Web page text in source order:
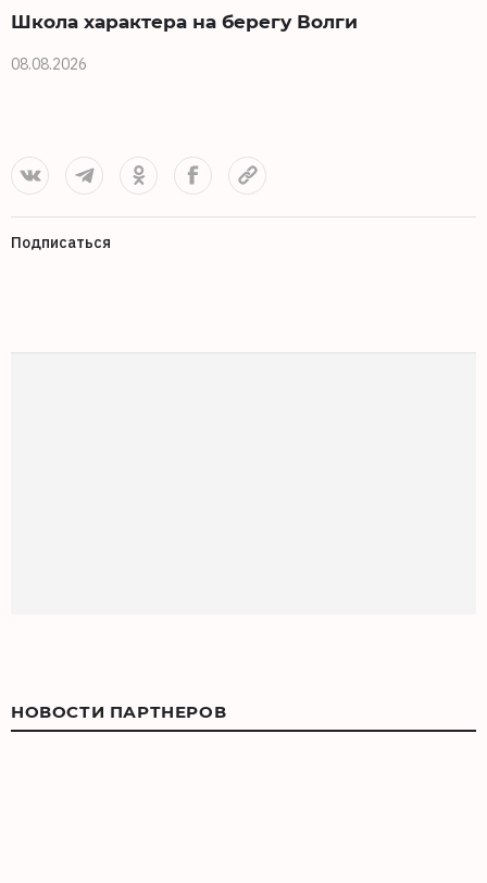
Школа характера на берегу Волги
08.08.2026
Подписаться
НОВОСТИ ПАРТНЕРОВ